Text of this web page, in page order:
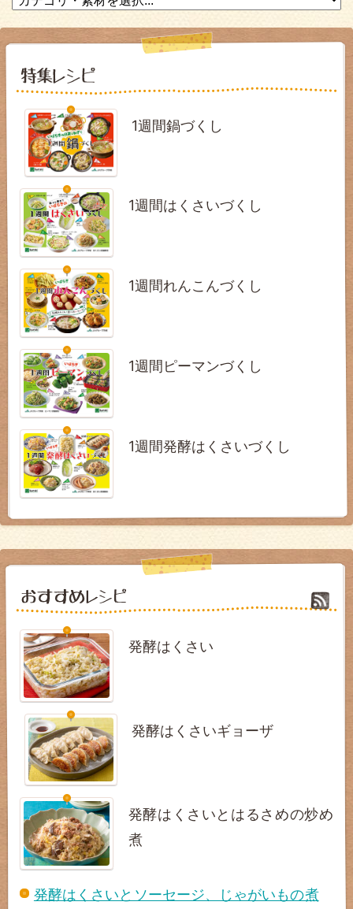
1週間鍋づくし
1週間はくさいづくし
1週間れんこんづくし
1週間ピーマンづくし
1週間発酵はくさいづくし
発酵はくさい
発酵はくさいギョーザ
発酵はくさいとはるさめの炒め
煮
発酵はくさいとソーセージ、じゃがいもの煮